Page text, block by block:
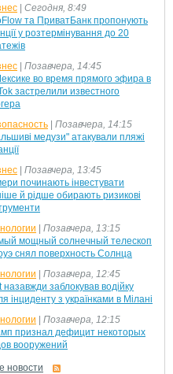
Сегодня, 8:49
та ПриватБанк пропонують
у розтермінування до 20
Позавчера, 14:45
во время прямого эфира в
застрелили известного
Позавчера, 14:15
медузи" атакували пляжі
Позавчера, 13:45
починають інвестувати
й рідше обирають ризикові
Позавчера, 13:15
мощный солнечный телескоп
снял поверхность Солнца
Позавчера, 12:45
назавжди заблокував водійку
інциденту з українками в Мілані
Позавчера, 12:15
признал дефицит некоторых
вооружений
новости